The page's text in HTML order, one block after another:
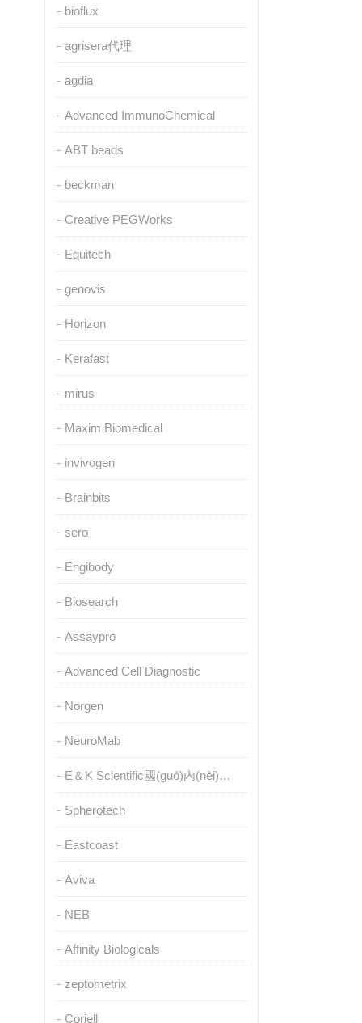
bioflux
agrisera代理
agdia
Advanced ImmunoChemical
ABT beads
beckman
Creative PEGWorks
Equitech
genovis
Horizon
Kerafast
mirus
Maxim Biomedical
invivogen
Brainbits
sero
Engibody
Biosearch
Assaypro
Advanced Cell Diagnostic
Norgen
NeuroMab
E＆K Scientific國(guó)內(nèi)授權(quán)代理
Spherotech
Eastcoast
Aviva
NEB
Affinity Biologicals
zeptometrix
Coriell